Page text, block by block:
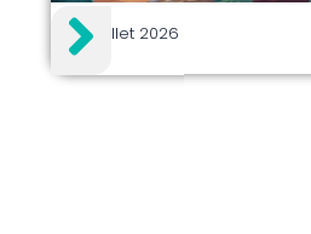
29 juillet 2026